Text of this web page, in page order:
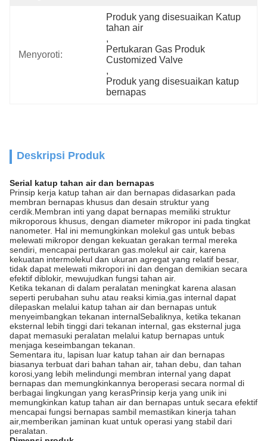
Menyoroti:
Produk yang disesuaikan Katup
tahan air
,
Pertukaran Gas Produk
Customized Valve
,
Produk yang disesuaikan katup
bernapas
Deskripsi Produk
Serial katup tahan air dan bernapas
Prinsip kerja katup tahan air dan bernapas didasarkan pada
membran bernapas khusus dan desain struktur yang
cerdik.Membran inti yang dapat bernapas memiliki struktur
mikroporous khusus, dengan diameter mikropor ini pada tingkat
nanometer. Hal ini memungkinkan molekul gas untuk bebas
melewati mikropor dengan kekuatan gerakan termal mereka
sendiri, mencapai pertukaran gas.molekul air cair, karena
kekuatan intermolekul dan ukuran agregat yang relatif besar,
tidak dapat melewati mikropori ini dan dengan demikian secara
efektif diblokir, mewujudkan fungsi tahan air.
Ketika tekanan di dalam peralatan meningkat karena alasan
seperti perubahan suhu atau reaksi kimia,gas internal dapat
dilepaskan melalui katup tahan air dan bernapas untuk
menyeimbangkan tekanan internalSebaliknya, ketika tekanan
eksternal lebih tinggi dari tekanan internal, gas eksternal juga
dapat memasuki peralatan melalui katup bernapas untuk
menjaga keseimbangan tekanan.
Sementara itu, lapisan luar katup tahan air dan bernapas
biasanya terbuat dari bahan tahan air, tahan debu, dan tahan
korosi,yang lebih melindungi membran internal yang dapat
bernapas dan memungkinkannya beroperasi secara normal di
berbagai lingkungan yang kerasPrinsip kerja yang unik ini
memungkinkan katup tahan air dan bernapas untuk secara efektif
mencapai fungsi bernapas sambil memastikan kinerja tahan
air,memberikan jaminan kuat untuk operasi yang stabil dari
peralatan.